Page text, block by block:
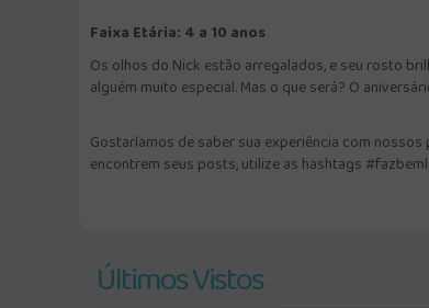
Faixa Etária: 4 a 10 anos
Os olhos do Nick estão arregalados, e seu rosto
alguém muito especial. Mas o que será? O
Gostaríamos de saber sua experiência com
encontrem seus posts, utilize as hashtags
Últimos Vistos